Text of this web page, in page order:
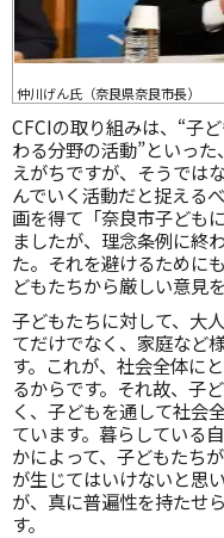
仲川げん氏（奈良県奈良市長）
CFCIの取り組みは、“子
わる分野の活動”といっ
えがちですが、そうでは
んでいく活動だと捉える
画を得て「奈良市子ども
ましたが、理念条例に終
た。それを避けるために
どもたちから厳しい意見
子どもたちに対して、大
てだけでなく、家庭など
す。これが、社会全体に
るからです。それ故、子
く、子どもを通して社会
ています。暮らしている
かによって、子どもたち
が生じてはいけないと思
が、真に普遍性を持たせ
す。